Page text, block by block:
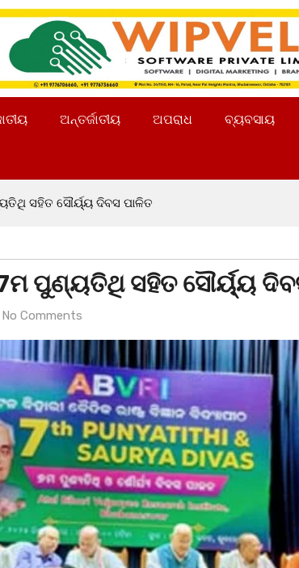
ଅନ୍ତର୍ଜାତୀୟ ଅପରାଧ ବ୍ୟବସାୟ
ସହିତ ସୌର୍ୟ୍ୟ ଦିବସ ପାଳିତ
ପୁଣ୍ୟତିଥି ସହିତ ସୌର୍ୟ୍ୟ
No Comments